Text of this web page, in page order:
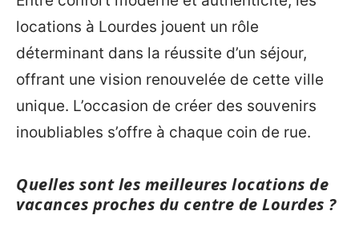
locations à Lourdes jouent un rôle
déterminant dans la réussite d’un séjour,
offrant une vision renouvelée de cette ville
unique. L’occasion de créer des souvenirs
inoubliables s’offre à chaque coin de rue.
Quelles sont les meilleures locations de
vacances proches du centre de Lourdes ?